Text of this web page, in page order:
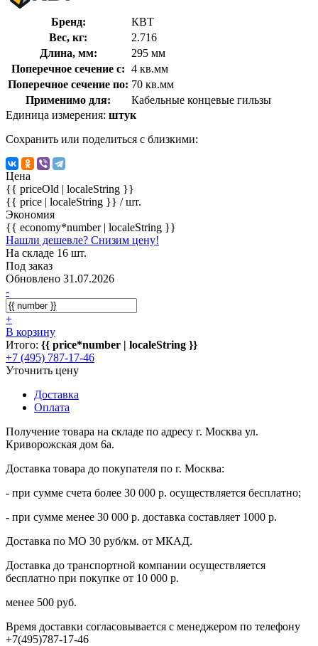
Бренд:
КВТ
Вес, кг:
2.716
Длина, мм:
295 мм
Поперечное сечение с: 4 кв.мм
Поперечное сечение по: 70 кв.мм
Применимо для:
Кабельные концевые гильзы
Единица измерения: штук
Сохранить или поделиться с близкими:
Цена
{{ priceOld | localeString }}
{{ price | localeString }} / шт.
Экономия
{{ economy*number | localeString }}
Нашли дешевле? Снизим цену!
На складе 16 шт.
Под заказ
Обновлено 31.07.2026
-
+
В корзину
Итого: {{ price*number | localeString }}
+7 (495) 787-17-46
Уточнить цену
Доставка
Оплата
Получение товара на складе по адресу г. Москва ул.
Криворожская дом 6а.
Доставка товара до покупателя по г. Москва:
- при сумме счета более 30 000 р. осуществляется бесплатно;
- при сумме менее 30 000 р. доставка составляет 1000 р.
Доставка по МО 30 руб/км. от МКАД.
Доставка до транспортной компании осуществляется
бесплатно при покупке от 10 000 р.
менее 500 руб.
Время доставки согласовывается с менеджером по телефону
+7(495)787-17-46